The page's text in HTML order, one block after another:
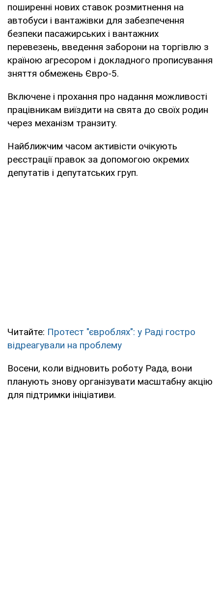
поширенні нових ставок розмитнення на
автобуси і вантажівки для забезпечення
безпеки пасажирських і вантажних
перевезень, введення заборони на торгівлю з
країною агресором і докладного прописування
зняття обмежень Євро-5.
Включене і прохання про надання можливості
працівникам виїздити на свята до своїх родин
через механізм транзиту.
Найближчим часом активісти очікують
реєстрації правок за допомогою окремих
депутатів і депутатських груп.
Читайте: Протест "євроблях": у Раді гостро
відреагували на проблему
Восени, коли відновить роботу Рада, вони
планують знову організувати масштабну акцію
для підтримки ініціативи.